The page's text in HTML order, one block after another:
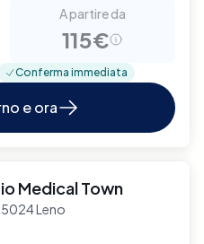
A partire da
115€
Conferma immediata
e ora
Medical Town
Leno